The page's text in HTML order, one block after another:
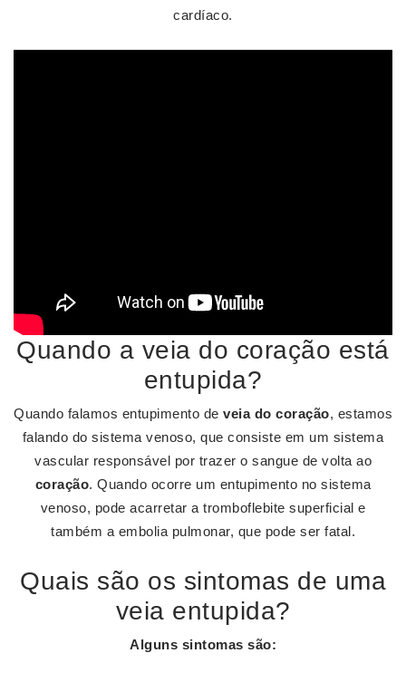
cardíaco.
Quando a veia do coração está
entupida?
Quando falamos entupimento de veia do coração, estamos
falando do sistema venoso, que consiste em um sistema
vascular responsável por trazer o sangue de volta ao
coração. Quando ocorre um entupimento no sistema
venoso, pode acarretar a tromboflebite superficial e
também a embolia pulmonar, que pode ser fatal.
Quais são os sintomas de uma
veia entupida?
Alguns sintomas são: